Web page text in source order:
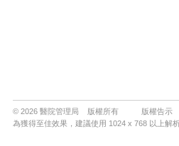
© 2026 醫院管理局 版權所有 版權告示
為獲得至佳效果，建議使用 1024 x 768 以上解